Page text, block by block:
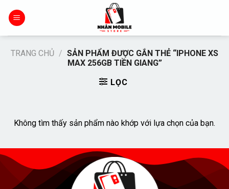
đến
TRANG CHỦ / SẢN PHẨM ĐƯỢC GẮN THẺ “IPHONE XS
MAX 256GB TIỀN GIANG”
LỌC
Không tìm thấy sản phẩm nào khớp với lựa chọn của bạn.